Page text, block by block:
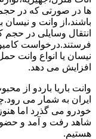
ها در صورتی که در
باشند،از وانت و
انتقال وسایلی در
فرستند.درخواست
نیسان یا انواع وانت
افزایش می دهد.
وانت باریا باردو از
ایران به شمار می
خودرو می گذرد اما
شاهد رفت و آمد و
هستیم.